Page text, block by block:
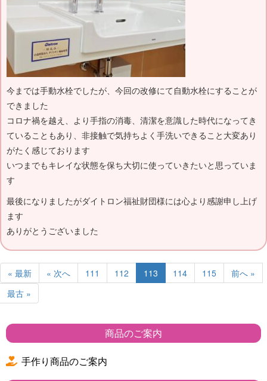
今までは手動水栓でしたが、今回の改修にて自動水栓にすることが
できました
コロナ禍を越え、より手指の消毒、清潔を意識した時代になってき
ていることもあり、非接触で気持ちよく手洗いできること大変あり
がたく感じております
いつまでもキレイな状態を保ち大切に使っていきたいと思っていま
す
最後になりましたがダイトロン福祉財団様には心より感謝申し上げ
ます
ありがとうございました
« 最新 « 次へ 111 112 113 114 115
前へ »
最古 »
商品のご案内
手作り商品のご案内